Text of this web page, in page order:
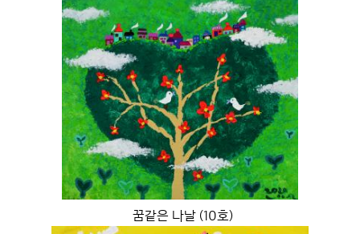
꿈같은 나날 (10호)